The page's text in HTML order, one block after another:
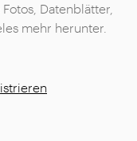
Datenblätter,
mehr herunter.